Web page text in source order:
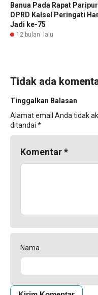
Banua Pada Rapat
DPRD Kalsel Peringati
Jadi ke-75
12 bulan lalu
Tidak ada
Tinggalkan Balasan
Alamat email Anda tidak
ditandai *
Komentar*
Nama